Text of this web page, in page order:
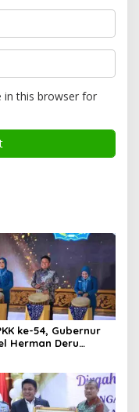
in this browser for
ke-54, Gubernur
Herman Deru